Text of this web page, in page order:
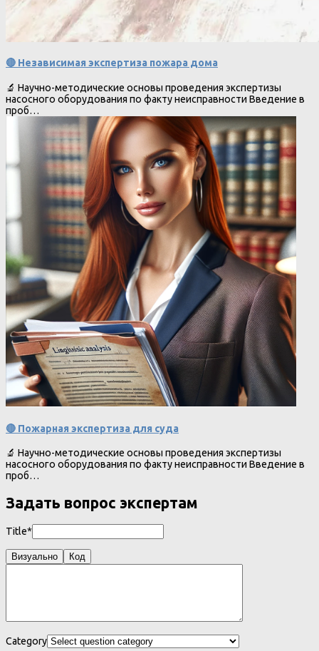
🔴 Независимая экспертиза пожара дома
🔬 Научно-методические основы проведения экспертизы
насосного оборудования по факту неисправности Введение в
проб…
🔴 Пожарная экспертиза для суда
🔬 Научно-методические основы проведения экспертизы
насосного оборудования по факту неисправности Введение в
проб…
Задать вопрос экспертам
Title*
Визуально Код
Category